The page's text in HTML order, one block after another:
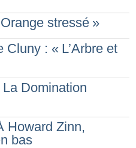
Orange stressé »
Cluny : « L’Arbre et
La Domination
Howard Zinn,
bas